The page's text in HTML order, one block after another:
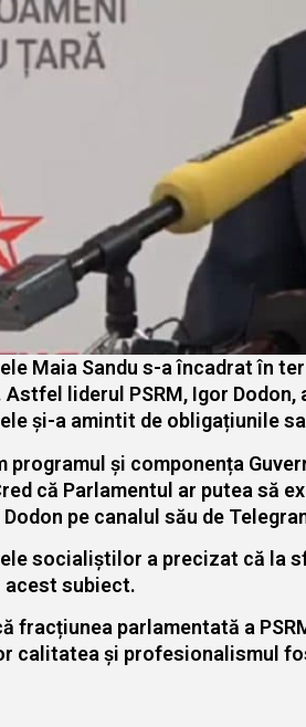
Maia Sandu s-a încadrat în
liderul PSRM, Igor
și-a amintit de obligațiunile
programul și componența
că Parlamentul ar putea să
pe canalul său de
socialiștilor a precizat că la
acest subiect.
fracțiunea parlamentată a
calitatea și profesionalismul